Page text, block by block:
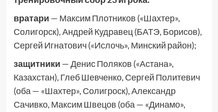
вратари — Максим Плотников («Шахтер»,
Солигорск), Андрей Кудравец (БАТЭ, Борисов),
Сергей Игнатович («Ислочь», Минский район);
защитники — Денис Поляков («Астана»,
Казахстан), Глеб Шевченко, Сергей Политевич
(оба — «Шахтер», Солигроск), Александр
Сачивко, Максим Швецов (оба — «Динамо»,